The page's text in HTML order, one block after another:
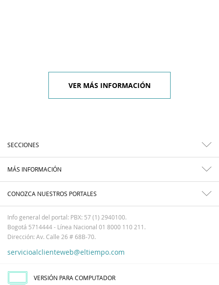
VER MÁS INFORMACIÓN
SECCIONES
MÁS INFORMACIÓN
CONOZCA NUESTROS PORTALES
Info general del portal: PBX: 57 (1) 2940100.
Bogotá 5714444 - Línea Nacional 01 8000 110 211.
Dirección: Av. Calle 26 # 68B-70.
servicioalclienteweb@eltiempo.com
VERSIÓN PARA COMPUTADOR